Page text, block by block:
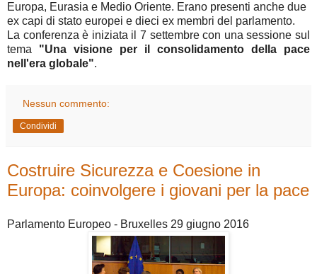
Europa, Eurasia e Medio Oriente. Erano presenti anche due
ex capi di stato europei e dieci ex membri del parlamento.
La conferenza è iniziata il 7 settembre con una sessione sul
tema "Una visione per il consolidamento della pace
nell'era globale".
Nessun commento:
Condividi
Costruire Sicurezza e Coesione in
Europa: coinvolgere i giovani per la pace
Parlamento Europeo - Bruxelles 29 giugno 2016